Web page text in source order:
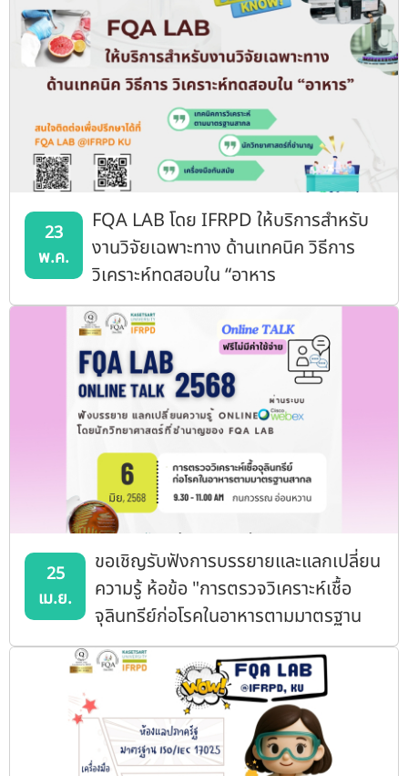
23
พ.ค.
FQA LAB โดย IFRPD ให้บริการสำหรับ
งานวิจัยเฉพาะทาง ด้านเทคนิค วิธีการ
วิเคราะห์ทดสอบใน “อาหาร
25
เม.ย.
ขอเชิญรับฟังการบรรยายและแลกเปลี่ยน
ความรู้ ห้อข้อ "การตรวจวิเคราะห์เชื้อ
จุลินทรีย์ก่อโรคในอาหารตามมาตรฐาน
สากล"